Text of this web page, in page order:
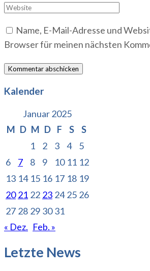
Website
Name, E-Mail-Adresse und
Browser für meinen nächsten
Kalender
Januar 2025
M D M D F S
S
1
2 3 4
5
6
7 8 9 10 11 12
13 14 15 16 17 18 19
20 21 22 23 24 25 26
27 28 29 30 31
« Dez. Feb. »
Letzte News